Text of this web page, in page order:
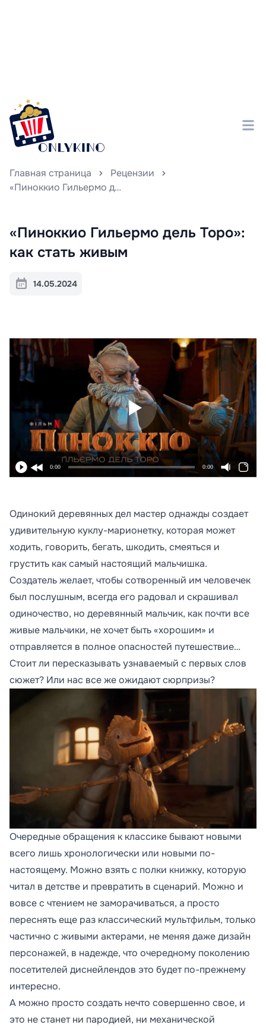
Главная страница
Рецензии
«Пиноккио Гильермо дель Торо»: как стать живым
«Пиноккио Гильермо дель Торо»:
как стать живым
14.05.2024
0:00 0:00
Одинокий деревянных дел мастер однажды создает
удивительную куклу-марионетку, которая может
ходить, говорить, бегать, шкодить, смеяться и
грустить как самый настоящий мальчишка.
Создатель желает, чтобы сотворенный им человечек
был послушным, всегда его радовал и скрашивал
одиночество, но деревянный мальчик, как почти все
живые мальчики, не хочет быть «хорошим» и
отправляется в полное опасностей путешествие…
Стоит ли пересказывать узнаваемый с первых слов
сюжет? Или нас все же ожидают сюрпризы?
Очередные обращения к классике бывают новыми
всего лишь хронологически или новыми по-
настоящему. Можно взять с полки книжку, которую
читал в детстве и превратить в сценарий. Можно и
вовсе с чтением не заморачиваться, а просто
переснять еще раз классический мультфильм, только
частично с живыми актерами, не меняя даже дизайн
персонажей, в надежде, что очередному поколению
посетителей диснейлендов это будет по-прежнему
интересно.
А можно просто создать нечто совершенно свое, и
это не станет ни пародией, ни механической